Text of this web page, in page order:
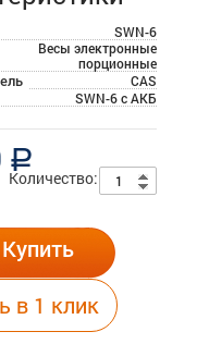
SWN-6
Весы электронные
порционные
CAS
SWN-6 с АКБ
a
Количество:
Купить
в 1 клик